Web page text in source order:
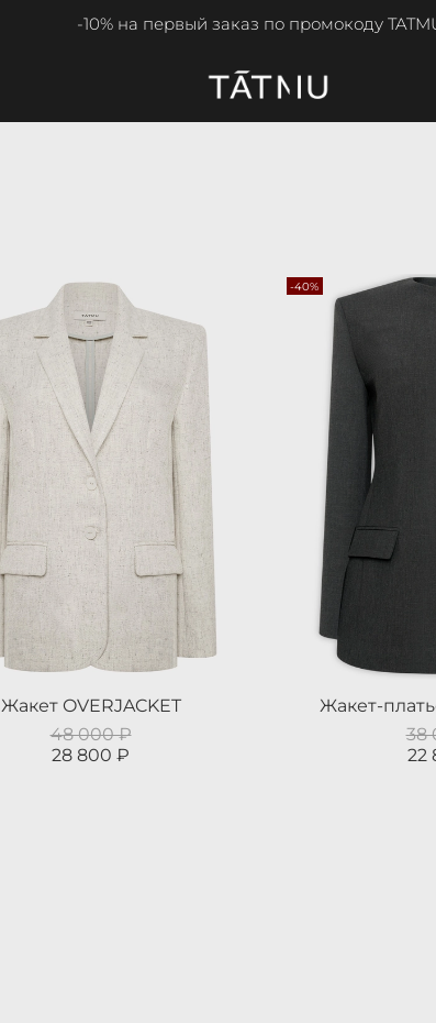
-10% на первый заказ по промокоду
Жакет OVERJACKET
48 000 ₽
28 800 ₽
-40%
Жакет-
38
22